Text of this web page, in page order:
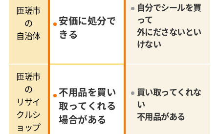
匝瑳市
の
自治体
安価に処分で
きる
自分でシールを買
って
外にださないとい
けない
匝瑳市
の
リサイ
クルシ
ョップ
不用品を買い
取ってくれる
場合がある
買い取ってくれな
い
不用品がある